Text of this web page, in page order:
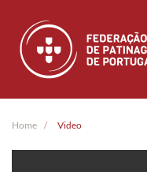
Skip to main content
Home Video